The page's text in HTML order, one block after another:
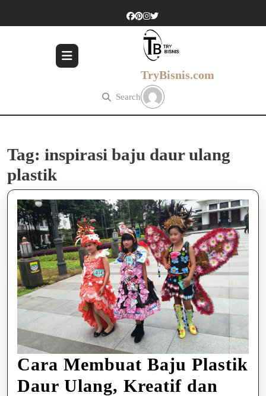
TryBisnis.com
Search
Tag: inspirasi baju daur ulang
plastik
Cara Membuat Baju Plastik
Daur Ulang, Kreatif dan